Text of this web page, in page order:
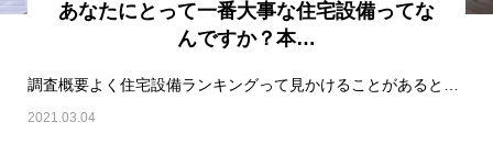
あなたにとって一番大事な住宅設備ってな
んですか？本…
2021.03.04